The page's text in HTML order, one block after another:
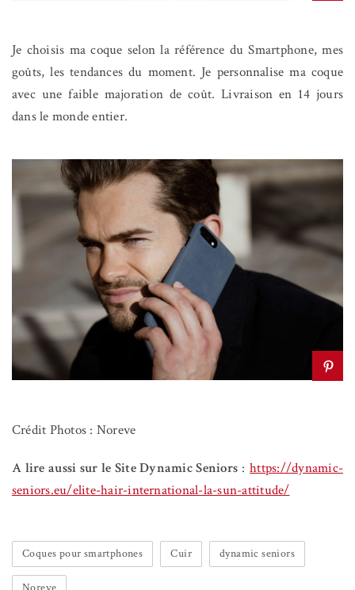
Je choisis ma coque selon la référence du Smartphone, mes
goûts, les tendances du moment. Je personnalise ma coque
avec une faible majoration de coût. Livraison en 14 jours
dans le monde entier.
Crédit Photos : Noreve
A lire aussi sur le Site Dynamic Seniors :https://dynamic-
seniors.eu/elite-hair-international-la-sun-attitude/
Coques pour smartphones Cuir dynamic seniors